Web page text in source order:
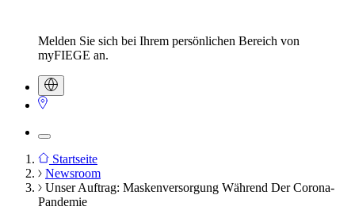
Melden Sie sich bei Ihrem persönlichen Bereich von
myFIEGE an.
Pfadnavigation
Startseite
Newsroom
Unser Auftrag: Maskenversorgung Während Der Corona-
Pandemie